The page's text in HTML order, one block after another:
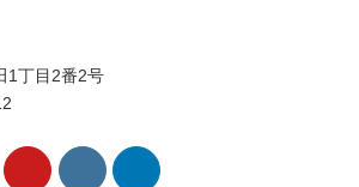
1丁目2番2号